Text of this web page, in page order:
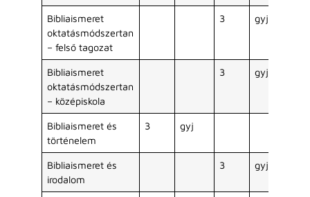
Bibliaismeret
oktatásmódszertan
– felső tagozat
3 gyj
Bibliaismeret
oktatásmódszertan
– középiskola
3 gyj
Bibliaismeret és
történelem
3 gyj
Bibliaismeret és
irodalom
3 gyj